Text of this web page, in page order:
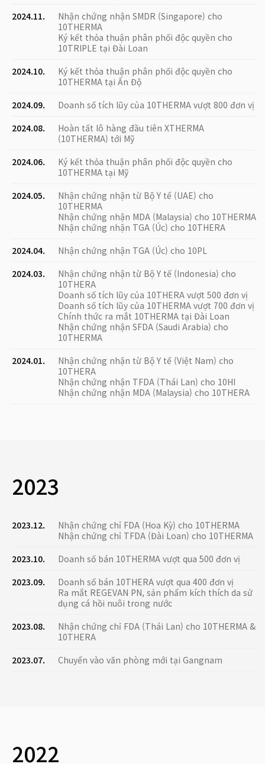
2024.11.
Nhận chứng nhận SMDR (Singapore) cho
10THERMA
Ký kết thỏa thuận phân phối độc quyền cho
10TRIPLE tại Đài Loan
2024.10.
Ký kết thỏa thuận phân phối độc quyền cho
10THERMA tại Ấn Độ
2024.09.
Doanh số tích lũy của 10THERMA vượt 800 đơn vị
2024.08.
Hoàn tất lô hàng đầu tiên XTHERMA
(10THERMA) tới Mỹ
2024.06.
Ký kết thỏa thuận phân phối độc quyền cho
10THERMA tại Mỹ
2024.05.
Nhận chứng nhận từ Bộ Y tế (UAE) cho
10THERMA
Nhận chứng nhận MDA (Malaysia) cho 10THERMA
Nhận chứng nhận TGA (Úc) cho 10THERA
2024.04.
Nhận chứng nhận TGA (Úc) cho 10PL
2024.03.
Nhận chứng nhận từ Bộ Y tế (Indonesia) cho
10THERA
Doanh số tích lũy của 10THERA vượt 500 đơn vị
Doanh số tích lũy của 10THERMA vượt 700 đơn vị
Chính thức ra mắt 10THERMA tại Đài Loan
Nhận chứng nhận SFDA (Saudi Arabia) cho
10THERMA
2024.01.
Nhận chứng nhận từ Bộ Y tế (Việt Nam) cho
10THERA
Nhận chứng nhận TFDA (Thái Lan) cho 10HI
Nhận chứng nhận MDA (Malaysia) cho 10THERA
2023
2023.12.
Nhận chứng chỉ FDA (Hoa Kỳ) cho 10THERMA
Nhận chứng chỉ TFDA (Đài Loan) cho 10THERMA
2023.10.
Doanh số bán 10THERMA vượt qua 500 đơn vị
2023.09.
Doanh số bán 10THERA vượt qua 400 đơn vị
Ra mắt REGEVAN PN, sản phẩm kích thích da sử
dụng cá hồi nuôi trong nước
2023.08.
Nhận chứng chỉ FDA (Thái Lan) cho 10THERMA &
10THERA
2023.07.
Chuyển vào văn phòng mới tại Gangnam
2022